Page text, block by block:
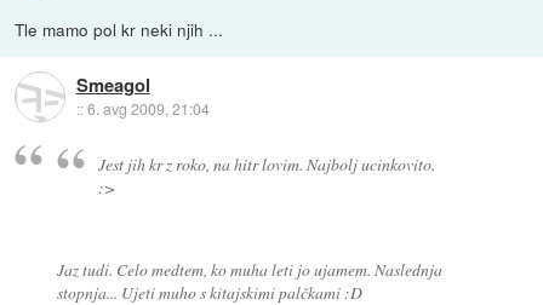
Tle mamo pol kr neki njih ...
Smeagol
::6. avg 2009, 21:04
Jest jih kr z roko, na hitr lovim. Najbolj ucinkovito.
:>
Jaz tudi. Celo medtem, ko muha leti jo ujamem. Naslednja
stopnja... Ujeti muho s kitajskimi palčkami :D